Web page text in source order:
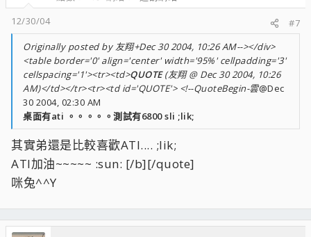
12/30/04
#7
Originally posted by 友翔+Dec 30 2004, 10:26 AM--></div>
<table border='0' align='center' width='95%' cellpadding='3'
cellspacing='1'><tr><td>QUOTE(友翔 @ Dec 30 2004, 10:26
AM)</td></tr><tr><td id='QUOTE'> <!--QuoteBegin-雲@Dec
30 2004, 02:30 AM
桌面有ati 。。。。。測試有6800 sli ;lik;
其實弟還是比較喜歡ATI.... ;lik;
ATI加油~~~~~ :sun: [/b][/quote]
咪兔^^Y